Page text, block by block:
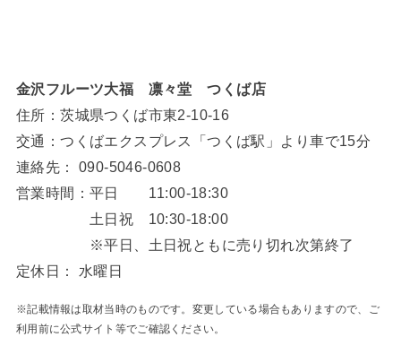
金沢フルーツ大福 凛々堂
つくば店
住所：茨城県つくば市東2-10-16
交通：つくばエクスプレス「つくば駅」より車で15分
連絡先： 090-5046-0608
営業時間：平日 11:00-18:30
土日祝 10:30-18:00
※平日、土日祝ともに売り切れ次第終了
定休日： 水曜日
※記載情報は取材当時のものです。変更している場合もありますので、ご
利用前に公式サイト等でご確認ください。